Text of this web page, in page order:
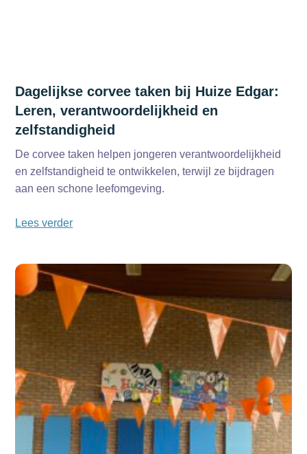
Dagelijkse corvee taken bij Huize Edgar:
Leren, verantwoordelijkheid en
zelfstandigheid
De corvee taken helpen jongeren verantwoordelijkheid
en zelfstandigheid te ontwikkelen, terwijl ze bijdragen
aan een schone leefomgeving.
Lees verder